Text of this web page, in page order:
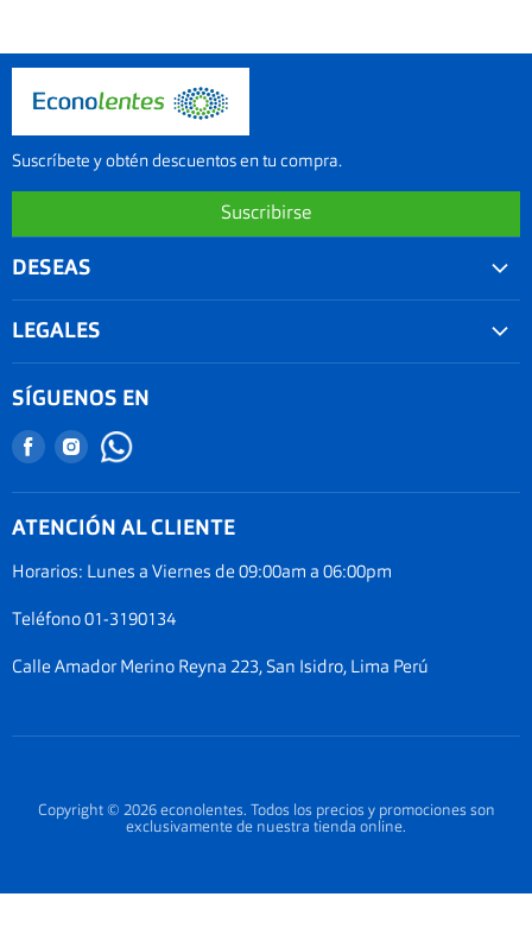
Suscríbete y obtén descuentos en tu compra.
Suscribirse
DESEAS
Seguimiento de Pedido
Nuestro blog
Documentos Electronicos Topsa Peru S.A.C
LEGALES
Promociones
Políticas de Envío
Política de privacidad
Legal de cookies
SÍGUENOS EN
Encuéntranos
Encuéntranos
ATENCIÓN AL CLIENTE
Horarios: Lunes a Viernes de 09:00am a 06:00pm
Teléfono 01-3190134
Calle Amador Merino Reyna 223, San Isidro, Lima Perú
Copyright © 2026 econolentes. Todos los precios y promociones son
exclusivamente de nuestra tienda online.